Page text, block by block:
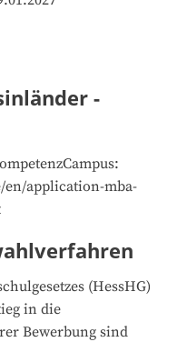
-
en/application-mba-
(HessHG)
in die
Bewerbung sind